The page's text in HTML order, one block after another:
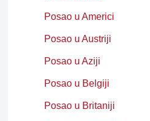
Posao u Americi
Posao u Austriji
Posao u Aziji
Posao u Belgiji
Posao u Britaniji